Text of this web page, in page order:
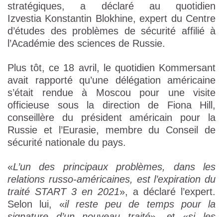
stratégiques, a déclaré au quotidien
Izvestia Konstantin Blokhine, expert du Centre
d’études des problèmes de sécurité affilié à
l’Académie des sciences de Russie.
Plus tôt, ce 18 avril, le quotidien Kommersant
avait rapporté qu’une délégation américaine
s’était rendue à Moscou pour une visite
officieuse sous la direction de Fiona Hill,
conseillère du président américain pour la
Russie et l’Eurasie, membre du Conseil de
sécurité nationale du pays.
«L’un des principaux problèmes, dans les
relations russo-américaines, est l’expiration du
traité START 3 en 2021», a déclaré l’expert.
Selon lui, «il reste peu de temps pour la